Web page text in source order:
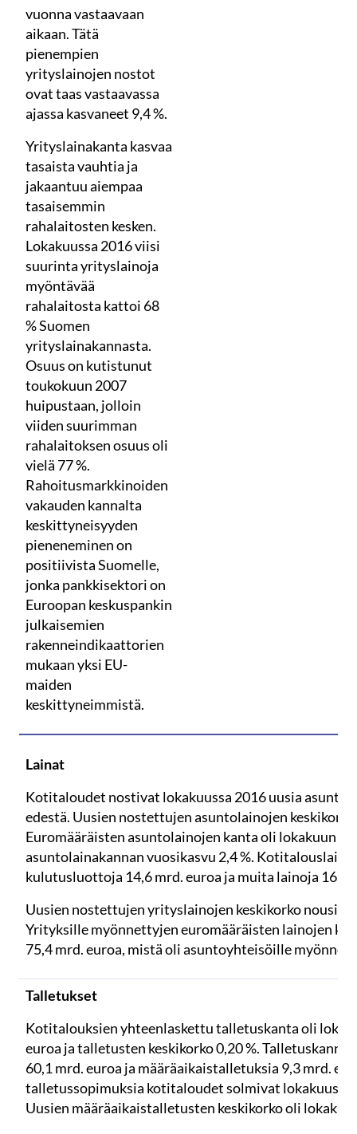
vuonna vastaavaan
aikaan. Tätä
pienempien
yrityslainojen nostot
ovat taas vastaavassa
ajassa kasvaneet 9,4 %.
Yrityslainakanta kasvaa
tasaista vauhtia ja
jakaantuu aiempaa
tasaisemmin
rahalaitosten kesken.
Lokakuussa 2016 viisi
suurinta yrityslainoja
myöntävää
rahalaitosta kattoi 68
% Suomen
yrityslainakannasta.
Osuus on kutistunut
toukokuun 2007
huipustaan, jolloin
viiden suurimman
rahalaitoksen osuus oli
vielä 77 %.
Rahoitusmarkkinoiden
vakauden kannalta
keskittyneisyyden
pieneneminen on
positiivista Suomelle,
jonka pankkisektori on
Euroopan keskuspankin
julkaisemien
rakenneindikaattorien
mukaan yksi EU-
maiden
keskittyneimmistä.
Lainat
Kotitaloudet nostivat lokakuussa 2016 uusia
edestä. Uusien nostettujen asuntolainojen keskikorko
Euromääräisten asuntolainojen kanta oli lokakuun
asuntolainakannan vuosikasvu 2,4 %.
kulutusluottoja 14,6 mrd. euroa ja muita lainoja 16,2
Uusien nostettujen yrityslainojen keskikorko nousi
Yrityksille myönnettyjen euromääräisten lainojen
75,4 mrd. euroa, mistä oli asuntoyhteisöille
Talletukset
Kotitalouksien yhteenlaskettu talletuskanta oli
euroa ja talletusten keskikorko 0,20 %.
60,1 mrd. euroa ja määräaikaistalletuksia 9,3 mrd.
talletussopimuksia kotitaloudet solmivat lokakuussa
Uusien määräaikaistalletusten keskikorko oli